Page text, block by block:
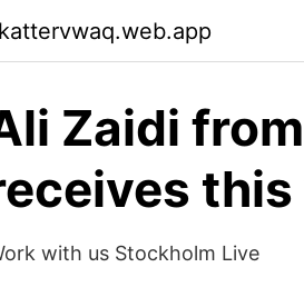
Zaidi
this
with us Stockholm Live